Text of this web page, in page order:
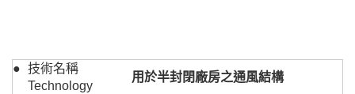
● 技術名稱
Technology
用於半封閉廠房之通風結構